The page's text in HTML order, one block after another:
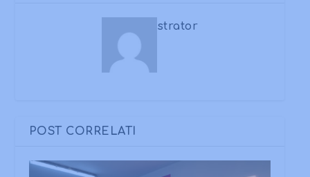
strator
POST CORRELATI